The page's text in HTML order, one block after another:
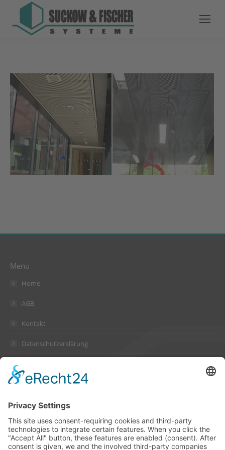
Menu
Home
AGB
Kontakt
Datenschutzerklärung
Suckow & Fischer Systeme
GmbH + Co. KG
Waldstraße 2
64584 Biebesheim
Germany